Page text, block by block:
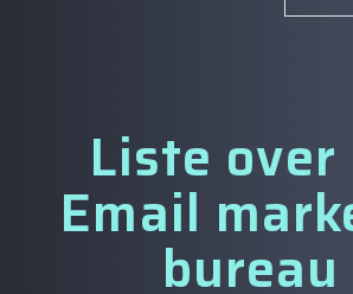
Liste
Email
bureau